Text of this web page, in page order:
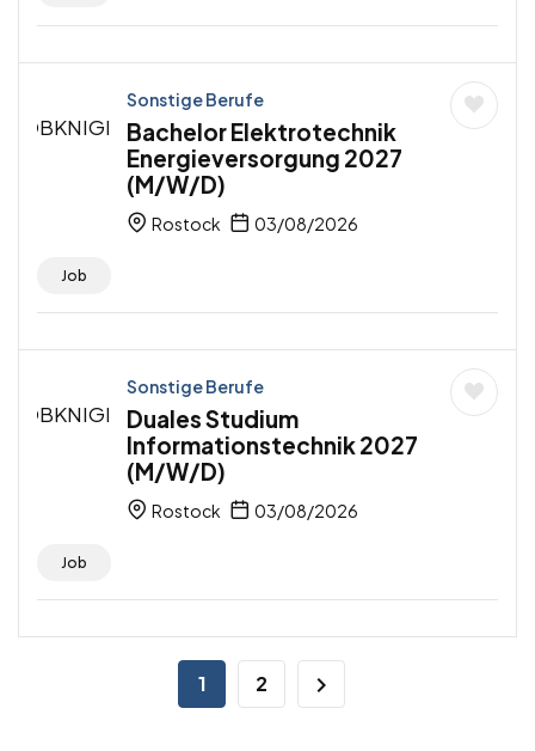
Sonstige Berufe
Bachelor Elektrotechnik
Energieversorgung 2027
(M/W/D)
Rostock 03/08/2026
Job
Sonstige Berufe
Duales Studium
Informationstechnik 2027
(M/W/D)
Rostock 03/08/2026
Job
1 2